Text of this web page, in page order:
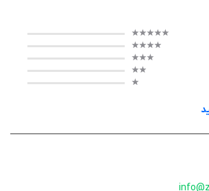
این اپلیکیشن امکان خرید و فروش آنلاین طلا و نقره را به‌صورت ۲۴ ساعته
قیمت لحظه‌ای طلا و نقره را مشاهده کرده و با
کارگشایی را فراهم کرده و در صورت نیاز امکان